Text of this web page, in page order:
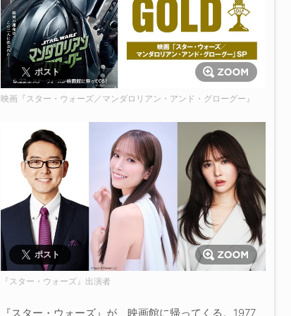
ポスト
映画『スター・ウォーズ／マンダロリアン・アンド・グローグー』
ポスト
『スター・ウォーズ』出演者
『スター・ウォーズ』が、映画館に帰ってくる。1977